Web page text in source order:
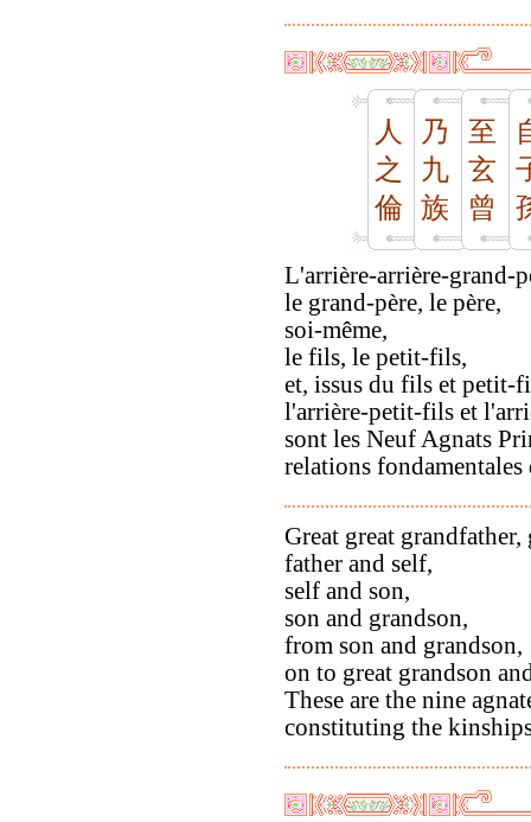
人
之
倫
乃
九
族
至
玄
曾
L'arrière-arrière-grand-
le grand-père, le père,
soi-même,
le fils, le petit-fils,
et, issus du fils et petit-
l'arrière-petit-fils et
sont les Neuf Agnats
relations fondamentales
Great great
father and self,
self and son,
son and grandson,
from son and grandson,
on to great grandson
These are the nine
constituting the